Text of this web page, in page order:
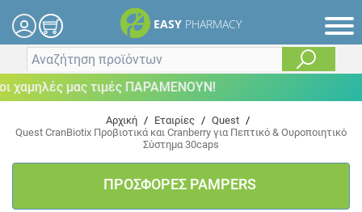
EASY PHARMACY
μας τιμές ΠΑΡΑΜΕΝΟΥΝ!
Αρχική / Εταιρίες / Quest /
Quest CranBiotix Προβιοτικά και Cranberry για Πεπτικό & Ουροποιητικό
Σύστημα 30caps
ΠΡΟΣΦΟΡΕΣ PAMPERS